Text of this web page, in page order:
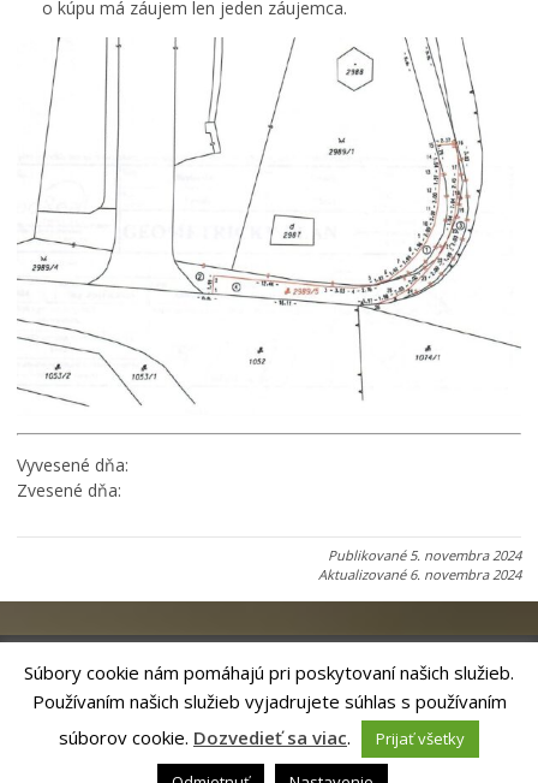
o kúpu má záujem len jeden záujemca.
Vyvesené dňa:
Zvesené dňa:
Publikované 5. novembra 2024
Aktualizované 6. novembra 2024
RiešenieANTIK SMART CITY
| Technický prevádzkovateľ – MVI
Technology, s.r.o.
Správca webového sídla: Mesto Levoča, Námestie Majstra Pavla 4, 054 01
webmaster@levoca.sk|Vyhlásenie o prístupnosti
Súbory cookie nám pomáhajú pri poskytovaní našich služieb.
Používaním našich služieb vyjadrujete súhlas s používaním
súborov cookie. Dozvedieť sa viac.
Prijať všetky